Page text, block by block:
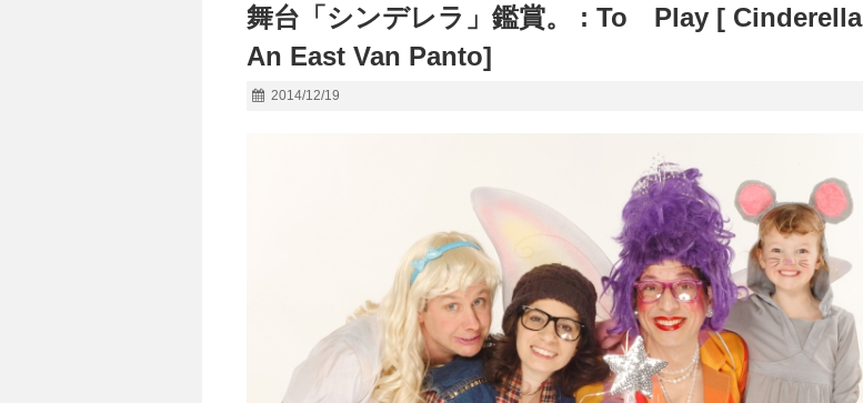
舞台「シンデレラ」鑑賞。 : To Play [ Cinderella
An East Van Panto]
2014/12/19